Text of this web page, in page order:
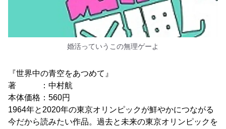
婚活っていうこの無理ゲーよ
『世界中の青空をあつめて』
著 ：中村航
本体価格：560円
1964年と2020年の東京オリンピックが鮮やかにつながる
今だから読みたい作品。過去と未来の東京オリンピックを